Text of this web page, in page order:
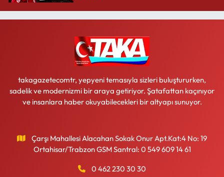
takagazetecomtr, yepyeni temasıyla sizleri buluştururken,
sadelik ve modernizmi bir araya getiriyor. Şatafattan kaçınıyor
ve insanlara haber okuyabilecekleri bir altyapı sunuyor.
Çarşı Mahallesi Alacahan Sokak Onur Apt.Kat:4 No: 19
Ortahisar/Trabzon GSM Santral: 0 549 609 14 61
0 462 230 30 30